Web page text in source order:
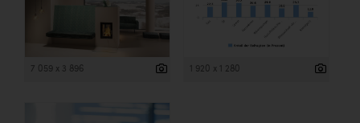
7 059 x 3 896 1 920 x 1 280